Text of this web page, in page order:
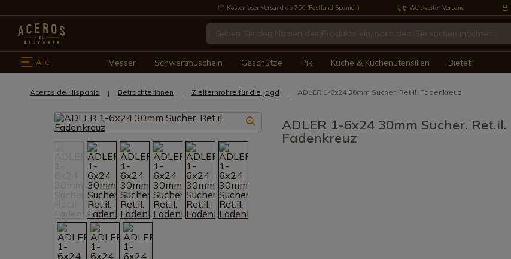
Kostenloser Versand ab 75€ (Festland Spanien) Weltweiter Versand
Alle Messer Schwertmuscheln Geschütze Pik Küche & Küchenutensilien Bietet
Aceros de Hispania Betrachterinnen Zielfernrohre für die Jagd ADLER 1-6x24 30mm Sucher. Ret.il. Fadenkreuz
ADLER 1-6x24 30mm Sucher. Ret.il.
Fadenkreuz